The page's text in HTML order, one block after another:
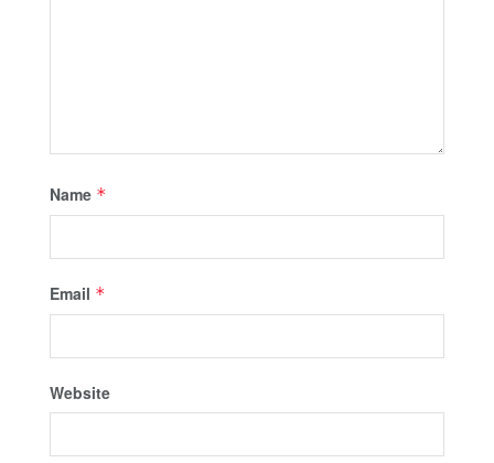
Name *
Email *
Website